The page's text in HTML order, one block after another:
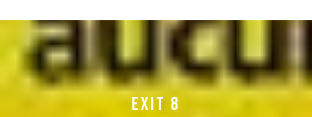
EXIT 8